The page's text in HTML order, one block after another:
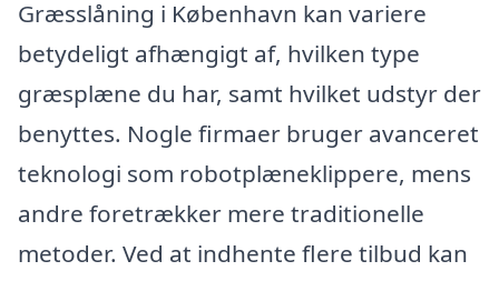
Græsslåning i København kan variere
betydeligt afhængigt af, hvilken type
græsplæne du har, samt hvilket udstyr der
benyttes. Nogle firmaer bruger avanceret
teknologi som robotplæneklippere, mens
andre foretrækker mere traditionelle
metoder. Ved at indhente flere tilbud kan